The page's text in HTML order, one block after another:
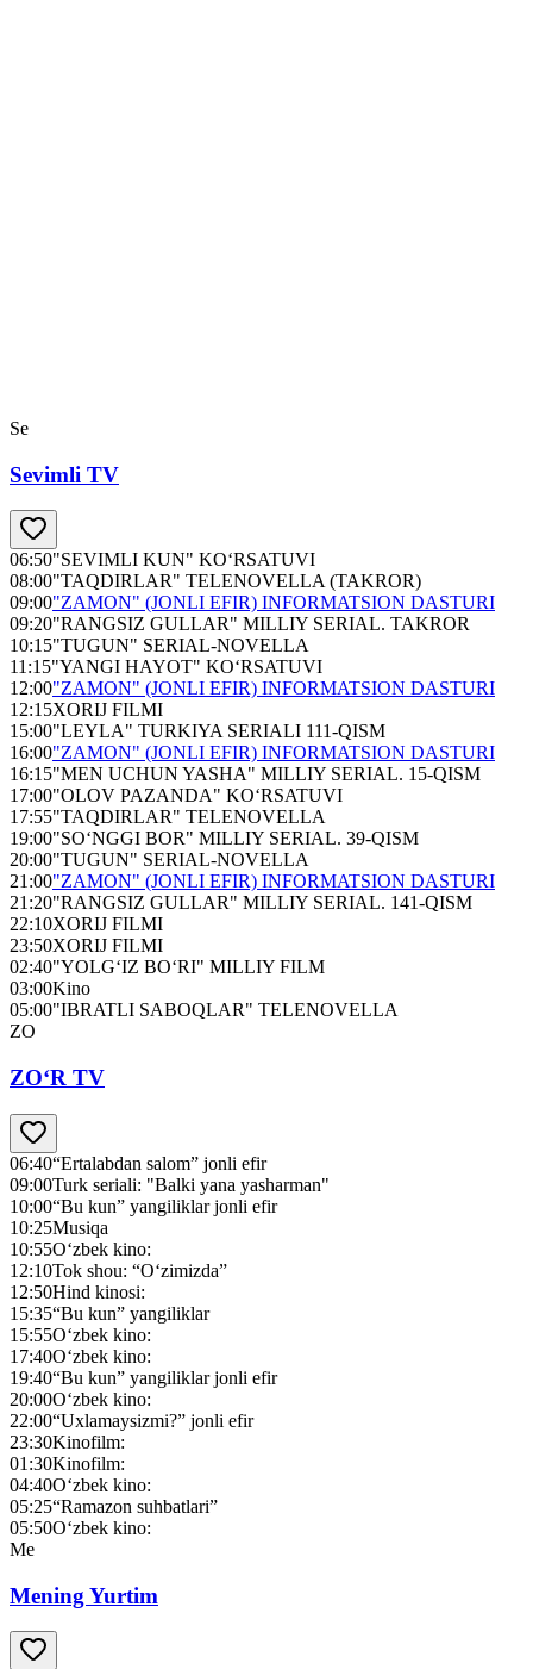
Se
Sevimli TV
06:50"SEVIMLI KUN" KO‘RSATUVI
08:00"TAQDIRLAR" TELENOVELLA (TAKROR)
09:00"ZAMON" (JONLI EFIR) INFORMATSION DASTURI
09:20"RANGSIZ GULLAR" MILLIY SERIAL. TAKROR
10:15"TUGUN" SERIAL-NOVELLA
11:15"YANGI HAYOT" KO‘RSATUVI
12:00"ZAMON" (JONLI EFIR) INFORMATSION DASTURI
12:15XORIJ FILMI
15:00"LEYLA" TURKIYA SERIALI 111-QISM
16:00"ZAMON" (JONLI EFIR) INFORMATSION DASTURI
16:15"MEN UCHUN YASHA" MILLIY SERIAL. 15-QISM
17:00"OLOV PAZANDA" KO‘RSATUVI
17:55"TAQDIRLAR" TELENOVELLA
19:00"SO‘NGGI BOR" MILLIY SERIAL. 39-QISM
20:00"TUGUN" SERIAL-NOVELLA
21:00"ZAMON" (JONLI EFIR) INFORMATSION DASTURI
21:20"RANGSIZ GULLAR" MILLIY SERIAL. 141-QISM
22:10XORIJ FILMI
23:50XORIJ FILMI
02:40"YOLG‘IZ BO‘RI" MILLIY FILM
03:00Kino
05:00"IBRATLI SABOQLAR" TELENOVELLA
ZO
ZO‘R TV
06:40“Ertalabdan salom” jonli efir
09:00Turk seriali: "Balki yana yasharman"
10:00“Bu kun” yangiliklar jonli efir
10:25Musiqa
10:55O‘zbek kino:
12:10Tok shou: “O‘zimizda”
12:50Hind kinosi:
15:35“Bu kun” yangiliklar
15:55O‘zbek kino:
17:40O‘zbek kino:
19:40“Bu kun” yangiliklar jonli efir
20:00O‘zbek kino:
22:00“Uxlamaysizmi?” jonli efir
23:30Kinofilm:
01:30Kinofilm:
04:40O‘zbek kino:
05:25“Ramazon suhbatlari”
05:50O‘zbek kino:
Me
Mening Yurtim